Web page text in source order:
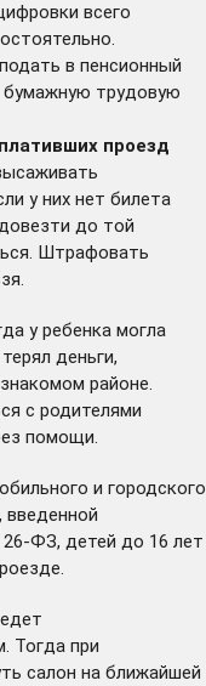
всего
в пенсионный
трудовую
проезд
у них нет билета
до той
Штрафовать
у ребенка могла
деньги,
районе.
с родителями
помощи.
и городского
введенной
ФЗ, детей до 16 лет
Тогда при
салон на ближайшей